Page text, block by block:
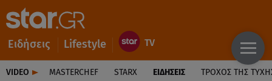
Ειδήσεις Lifestyle
VIDEO MASTERCHEF STARX ΕΙΔΉΣΕΙΣ ΤΡΟΧΌΣ ΤΗΣ